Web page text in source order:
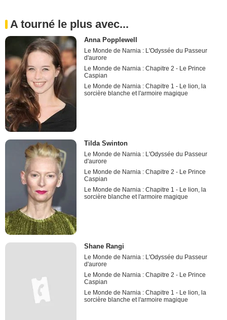
A tourné le plus avec...
Anna Popplewell
Le Monde de Narnia : L'Odyssée du Passeur
d'aurore
Le Monde de Narnia : Chapitre 2 - Le Prince
Caspian
Le Monde de Narnia : Chapitre 1 - Le lion, la
sorcière blanche et l'armoire magique
Tilda Swinton
Le Monde de Narnia : L'Odyssée du Passeur
d'aurore
Le Monde de Narnia : Chapitre 2 - Le Prince
Caspian
Le Monde de Narnia : Chapitre 1 - Le lion, la
sorcière blanche et l'armoire magique
Shane Rangi
Le Monde de Narnia : L'Odyssée du Passeur
d'aurore
Le Monde de Narnia : Chapitre 2 - Le Prince
Caspian
Le Monde de Narnia : Chapitre 1 - Le lion, la
sorcière blanche et l'armoire magique